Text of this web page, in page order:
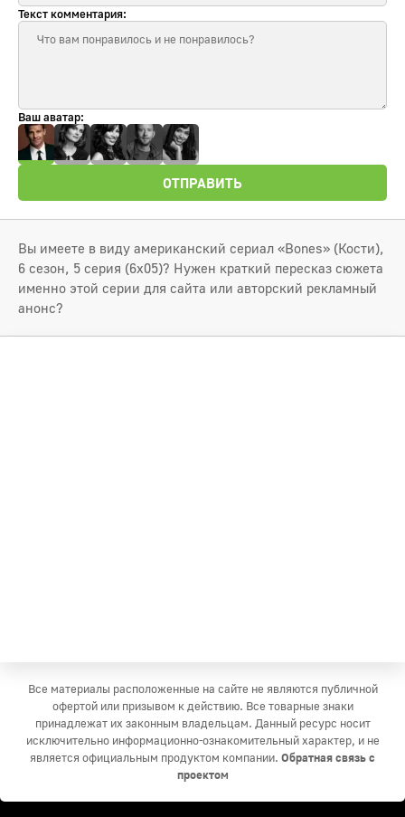
Текст комментария:
Ваш аватар:
ОТПРАВИТЬ
Вы имеете в виду американский сериал «Bones» (Кости),
6 сезон, 5 серия (6x05)? Нужен краткий пересказ сюжета
именно этой серии для сайта или авторский рекламный
анонс?
Все материалы расположенные на сайте не являются публичной
офертой или призывом к действию. Все товарные знаки
принадлежат их законным владельцам. Данный ресурс носит
исключительно информационно-ознакомительный характер, и не
является официальным продуктом компании. Обратная связь с
проектом